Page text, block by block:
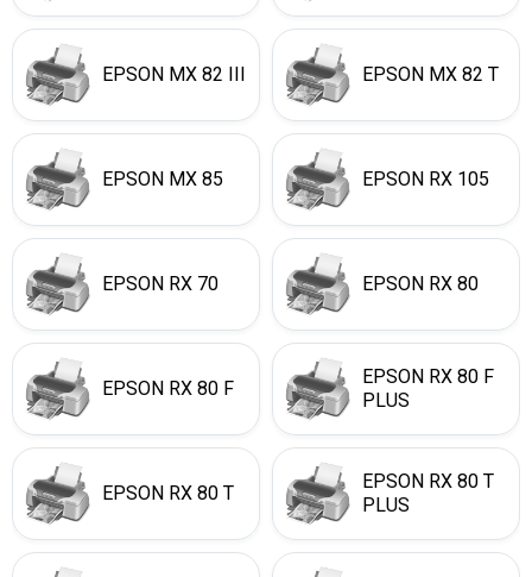
EPSON MX 82 III EPSON MX 82 T
EPSON MX 85 EPSON RX 105
EPSON RX 70 EPSON RX 80
EPSON RX 80 F
EPSON RX 80 F
PLUS
EPSON RX 80 T
EPSON RX 80 T
PLUS